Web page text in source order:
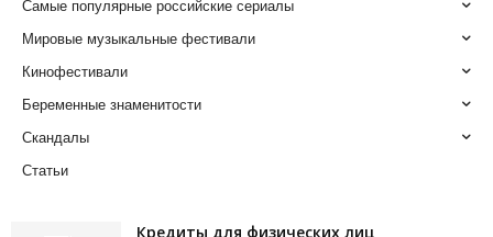
Самые популярные российские сериалы
Мировые музыкальные фестивали
Кинофестивали
Беременные знаменитости
Скандалы
Статьи
Кредиты для физических лиц